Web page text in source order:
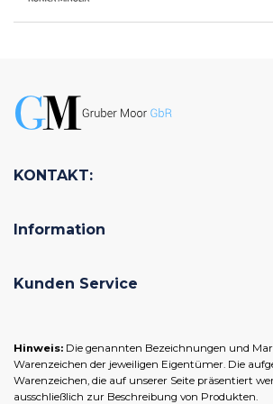
KONTAKT:
Information
Kunden Service
Hinweis: Die genannten Bezeichnungen und
Warenzeichen der jeweiligen Eigentümer. Die
Warenzeichen, die auf unserer Seite präsentiert
ausschließlich zur Beschreibung von Produkten.